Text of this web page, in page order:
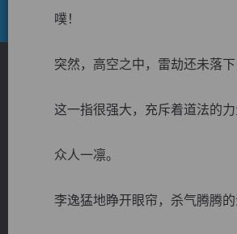
噗！
突然，高空之中，雷劫还未落下
这一指很强大，充斥着道法的力
众人一凛。
李逸猛地睁开眼帘，杀气腾腾的